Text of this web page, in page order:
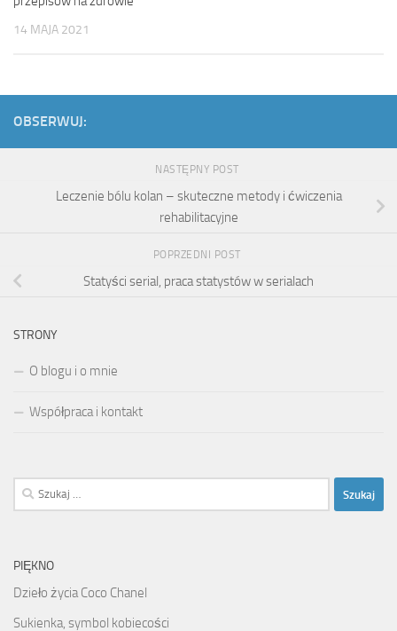
14 MAJA 2021
OBSERWUJ:
NASTĘPNY POST
Leczenie bólu kolan – skuteczne metody i ćwiczenia
rehabilitacyjne
POPRZEDNI POST
Statyści serial, praca statystów w serialach
STRONY
O blogu i o mnie
Współpraca i kontakt
Szukaj:
PIĘKNO
Dzieło życia Coco Chanel
Sukienka, symbol kobiecości